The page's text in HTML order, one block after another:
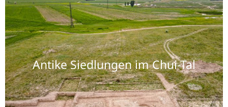
Antike Siedlungen im Chui-Tal